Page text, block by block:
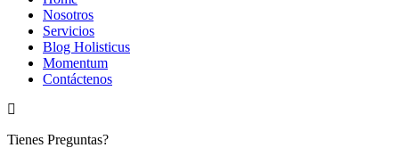
Nosotros
Servicios
Blog Holisticus
Momentum
Contáctenos
Tienes Preguntas?